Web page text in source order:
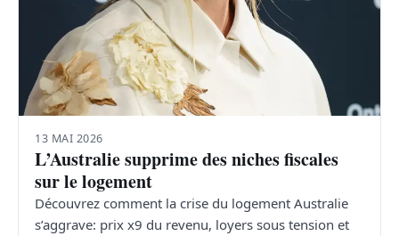
13 MAI 2026
L’Australie supprime des niches fiscales
sur le logement
Découvrez comment la crise du logement Australie
s’aggrave: prix x9 du revenu, loyers sous tension et